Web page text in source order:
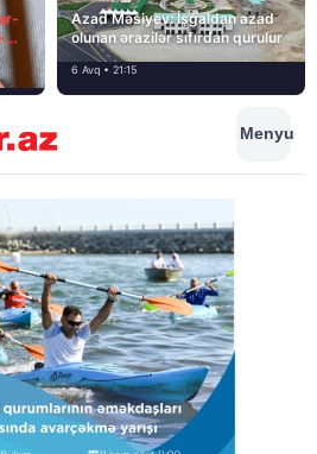
Azad Məsiyev: İşğaldan azad
olunan ərazilər sıfırdan qurulur
6 Avq • 21:15
Menyu